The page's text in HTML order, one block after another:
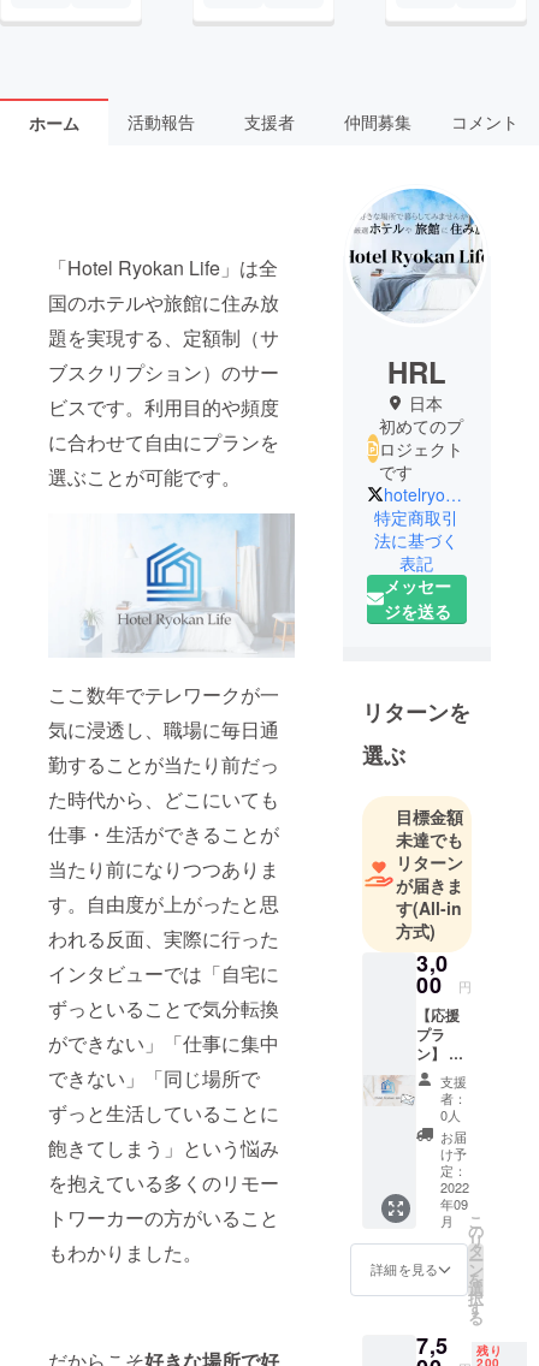
ホーム 活動報告 支援者 仲間募集 コメント
「Hotel Ryokan Life」は全
国のホテルや旅館に住み放
題を実現する、定額制（サ
ブスクリプション）のサー
ビスです。利用目的や頻度
に合わせて自由にプランを
選ぶことが可能です。
ここ数年でテレワークが一
気に浸透し、職場に毎日通
勤することが当たり前だっ
た時代から、どこにいても
仕事・生活ができることが
当たり前になりつつありま
す。自由度が上がったと思
われる反面、実際に行った
インタビューでは「自宅に
ずっといることで気分転換
ができない」「仕事に集中
できない」「同じ場所で
ずっと生活していることに
飽きてしまう」という悩み
を抱えている多くのリモー
トワーカーの方がいること
もわかりました。
HRL
日本
初めてのプ
ロジェクト
です
hotelryokanlife
特定商取引
法に基づく
表記
メッセー
ジを送る
リターンを
選ぶ
目標金額
未達でも
リターン
が届きま
す(All-in
方式)
3,0
00 円
【応援
プラ
ン】 本
プロ
ジェク
トを応
援して
くださ
る方へ
サンク
スレ
ターを
お送り
させて
いただ
きま
支援
者：
0人
お届
け予
定：
2022
年09
月
詳細を見る
こ
の
リ
タ
ー
ン
を
選
択
す
る
7,5 残り
200